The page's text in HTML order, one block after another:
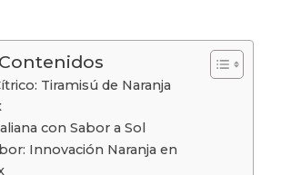
Tiramisú de Naranja
con Sabor a Sol
Innovación Naranja en